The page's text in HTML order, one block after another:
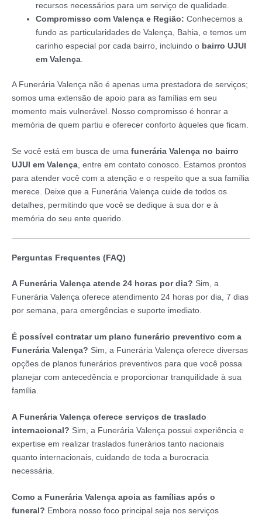
recursos necessários para um serviço de qualidade.
Compromisso com Valença e Região: Conhecemos a
fundo as particularidades de Valença, Bahia, e temos um
carinho especial por cada bairro, incluindo o bairro UJUI
em Valença
A Funerária Valença não é apenas uma prestadora de serviços;
somos uma extensão de apoio para as famílias em seu
momento mais vulnerável. Nosso compromisso é honrar a
memória de quem partiu e oferecer conforto àqueles que ficam.
Se você está em busca de uma funerária Valença no bairro
UJUI em Valença, entre em contato conosco. Estamos prontos
para atender você com a atenção e o respeito que a sua família
merece. Deixe que a Funerária Valença cuide de todos os
detalhes, permitindo que você se dedique à sua dor e à
memória do seu ente querido.
Perguntas Frequentes (FAQ)
A Funerária Valença atende 24 horas por dia? Sim, a
Funerária Valença oferece atendimento 24 horas por dia, 7 dias
por semana, para emergências e suporte imediato.
É possível contratar um plano funerário preventivo com a
Funerária Valença? Sim, a Funerária Valença oferece diversas
opções de planos funerários preventivos para que você possa
planejar com antecedência e proporcionar tranquilidade à sua
família.
A Funerária Valença oferece serviços de traslado
internacional? Sim, a Funerária Valença possui experiência e
expertise em realizar traslados funerários tanto nacionais
quanto internacionais, cuidando de toda a burocracia
necessária.
Como a Funerária Valença apoia as famílias após o
funeral? Embora nosso foco principal seja nos serviços